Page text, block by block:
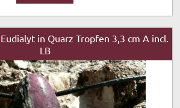
in Quarz Tropfen 3,3 cm A incl.
LB